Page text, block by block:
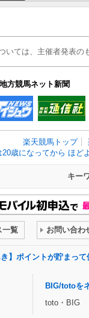
いては、主催者発表の
方競馬ネット新聞
楽天競馬トップ
20歳になってから ほど
キー
一覧 お問い合わ
き】ポイントが貯まっ
BIG/totoを
toto・BIG